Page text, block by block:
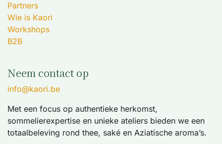
Partners
Wie is Kaori
Workshops
B2B
Neem contact op
info@kaori.be
Met een focus op authentieke herkomst,
sommelierexpertise en unieke ateliers bieden we een
totaalbeleving rond thee, saké en Aziatische aroma’s.